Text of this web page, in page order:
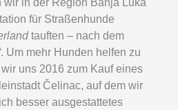
für Straßenhunde
tauften – nach dem
. Um mehr Hunden helfen zu
uns 2016 zum Kauf eines
Čelinac, auf dem wir
besser ausgestattetes